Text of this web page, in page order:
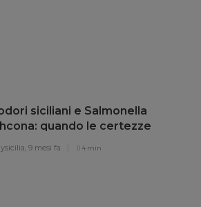
siciliani e Salmonella
quando le certezze
9 mesi fa 4 min